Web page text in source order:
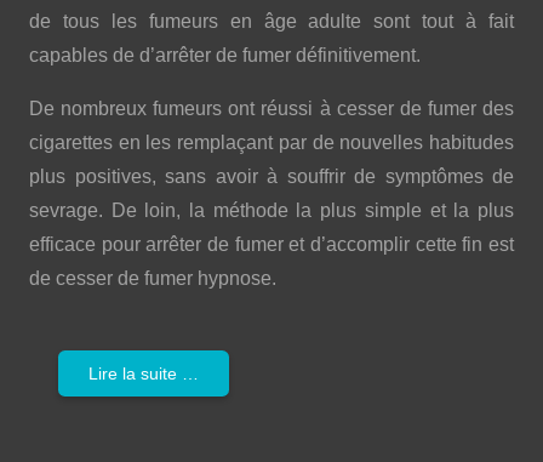
de tous les fumeurs en âge adulte sont tout à fait
capables de d’arrêter de fumer définitivement.
De nombreux fumeurs ont réussi à cesser de fumer des
cigarettes en les remplaçant par de nouvelles habitudes
plus positives, sans avoir à souffrir de symptômes de
sevrage. De loin, la méthode la plus simple et la plus
efficace pour arrêter de fumer et d’accomplir cette fin est
de cesser de fumer hypnose.
Lire la suite …